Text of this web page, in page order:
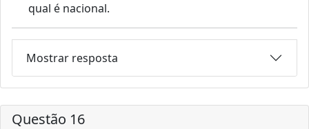
qual é nacional.
Mostrar resposta
Questão 16